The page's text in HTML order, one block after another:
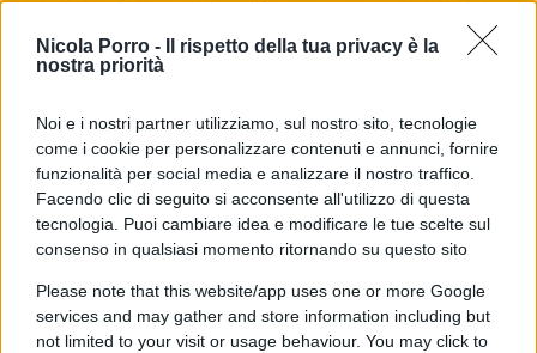
Nicola Porro -
Il rispetto della tua privacy è la
nostra priorità
Noi e i nostri partner utilizziamo, sul nostro sito, tecnologie
come i cookie per personalizzare contenuti e annunci, fornire
funzionalità per social media e analizzare il nostro traffico.
Facendo clic di seguito si acconsente all'utilizzo di questa
tecnologia. Puoi cambiare idea e modificare le tue scelte sul
consenso in qualsiasi momento ritornando su questo sito
Please note that this website/app uses one or more Google
services and may gather and store information including but
not limited to your visit or usage behaviour. You may click to
Ieri, sulWashington Post, Josh Rogin ha riportato
che nel 2018, funzionari dell’ambasciata Usa
hanno visitato diverse volte ilWuhan Institute of
Virology– il primo laboratorio in Cina di massima
lavorare con gli agenti patogeni più pericolosi al
mondo – e hanno inviato a Washington due